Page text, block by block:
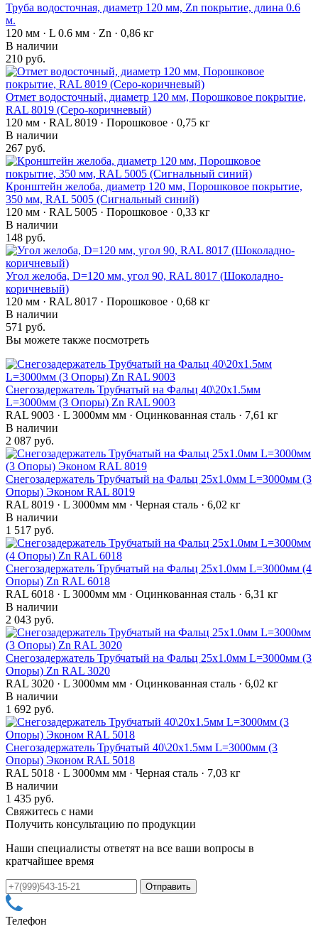
Труба водосточная, диаметр 120 мм, Zn покрытие, длина 0.6
м.
120 мм · L 0.6 мм · Zn · 0,86 кг
В наличии
210 руб.
Отмет водосточный, диаметр 120 мм, Порошковое покрытие,
RAL 8019 (Серо-коричневый)
120 мм · RAL 8019 · Порошковое · 0,75 кг
В наличии
267 руб.
Кронштейн желоба, диаметр 120 мм, Порошковое покрытие,
350 мм, RAL 5005 (Сигнальный синий)
120 мм · RAL 5005 · Порошковое · 0,33 кг
В наличии
148 руб.
Угол желоба, D=120 мм, угол 90, RAL 8017 (Шоколадно-
коричневый)
120 мм · RAL 8017 · Порошковое · 0,68 кг
В наличии
571 руб.
Вы можете также посмотреть
Снегозадержатель Трубчатый на Фальц 40\20х1.5мм
L=3000мм (3 Опоры) Zn RAL 9003
RAL 9003 · L 3000мм мм · Оцинкованная сталь · 7,61 кг
В наличии
2 087 руб.
Снегозадержатель Трубчатый на Фальц 25х1.0мм L=3000мм (3
Опоры) Эконом RAL 8019
RAL 8019 · L 3000мм мм · Черная сталь · 6,02 кг
В наличии
1 517 руб.
Снегозадержатель Трубчатый на Фальц 25х1.0мм L=3000мм (4
Опоры) Zn RAL 6018
RAL 6018 · L 3000мм мм · Оцинкованная сталь · 6,31 кг
В наличии
2 043 руб.
Снегозадержатель Трубчатый на Фальц 25х1.0мм L=3000мм (3
Опоры) Zn RAL 3020
RAL 3020 · L 3000мм мм · Оцинкованная сталь · 6,02 кг
В наличии
1 692 руб.
Снегозадержатель Трубчатый 40\20х1.5мм L=3000мм (3
Опоры) Эконом RAL 5018
RAL 5018 · L 3000мм мм · Черная сталь · 7,03 кг
В наличии
1 435 руб.
Свяжитесь с нами
Получить консультацию по продукции
Наши специалисты ответят на все ваши вопросы в
кратчайшее время
Телефон